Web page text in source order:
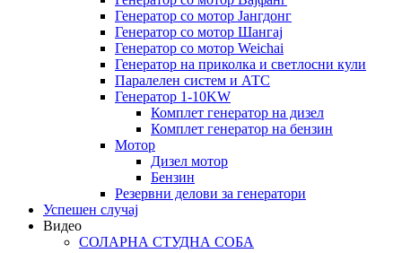
Генератор со мотор Јангдонг
Генератор со мотор Шангај
Генератор со мотор Weichai
Генератор на приколка и светлосни кули
Паралелен систем и АТС
Генератор 1-10KW
Комплет генератор на дизел
Комплет генератор на бензин
Мотор
Дизел мотор
Бензин
Резервни делови за генератори
Успешен случај
Видео
СОЛАРНА СТУДНА СОБА